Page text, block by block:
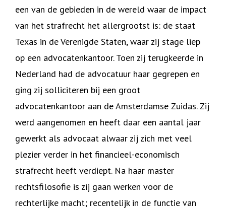
een van de gebieden in de wereld waar de impact
van het strafrecht het allergrootst is: de staat
Texas in de Verenigde Staten, waar zij stage liep
op een advocatenkantoor. Toen zij terugkeerde in
Nederland had de advocatuur haar gegrepen en
ging zij solliciteren bij een groot
advocatenkantoor aan de Amsterdamse Zuidas. Zij
werd aangenomen en heeft daar een aantal jaar
gewerkt als advocaat alwaar zij zich met veel
plezier verder in het financieel-economisch
strafrecht heeft verdiept. Na haar master
rechtsfilosofie is zij gaan werken voor de
rechterlijke macht; recentelijk in de functie van